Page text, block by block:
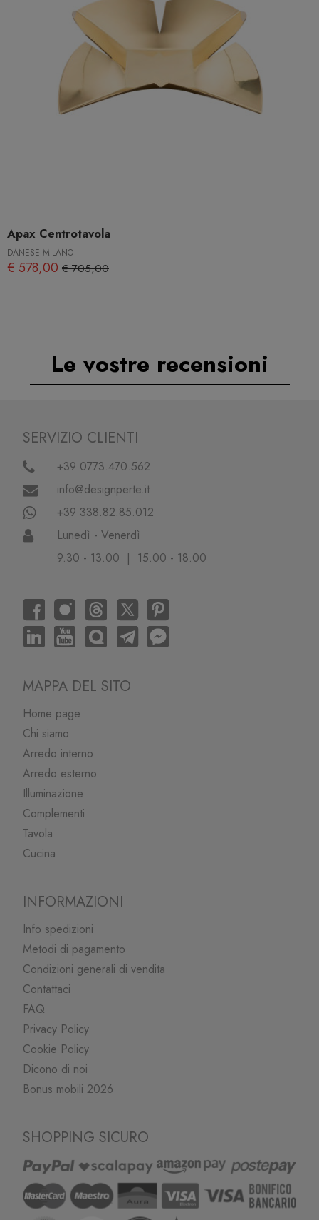
Apax Centrotavola
DANESE MILANO
€ 578,00 € 705,00
Le vostre recensioni
SERVIZIO CLIENTI
+39 0773.470.562
info@designperte.it
+39 338.82.85.012
Lunedì - Venerdì
9.30 - 13.00 | 15.00 - 18.00
MAPPA DEL SITO
Home page
Chi siamo
Arredo interno
Arredo esterno
Illuminazione
Complementi
Tavola
Cucina
INFORMAZIONI
Info spedizioni
Metodi di pagamento
Condizioni generali di vendita
Contattaci
FAQ
Privacy Policy
Cookie Policy
Dicono di noi
Bonus mobili 2026
SHOPPING SICURO